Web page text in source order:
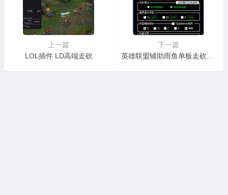
上一篇
LOL插件 LD高端走砍
下一篇